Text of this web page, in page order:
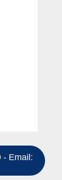
- Email: